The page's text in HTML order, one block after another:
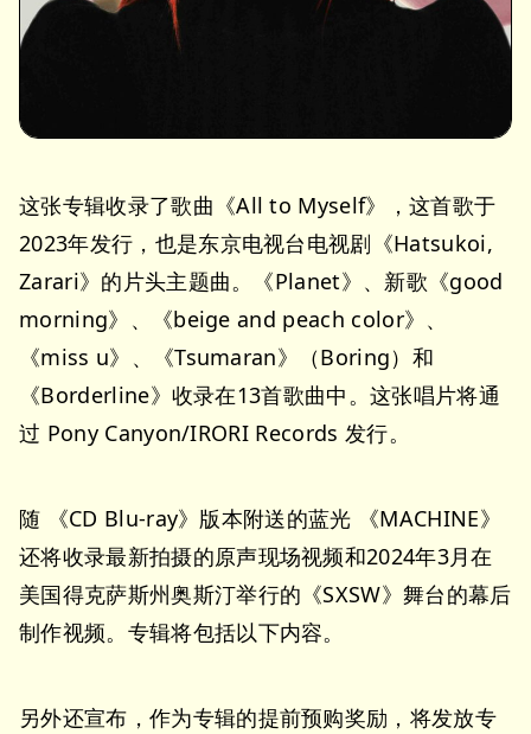
这张专辑收录了歌曲《All to Myself》，这首歌于
2023年发行，也是东京电视台电视剧《Hatsukoi,
Zarari》的片头主题曲。《Planet》、新歌《good
morning》、《beige and peach color》、
《miss u》、《Tsumaran》（Boring）和
《Borderline》收录在13首歌曲中。这张唱片将通
过 Pony Canyon/IRORI Records 发行。
随 《CD Blu-ray》版本附送的蓝光 《MACHINE》
还将收录最新拍摄的原声现场视频和2024年3月在
美国得克萨斯州奥斯汀举行的《SXSW》舞台的幕后
制作视频。专辑将包括以下内容。
另外还宣布，作为专辑的提前预购奖励，将发放专